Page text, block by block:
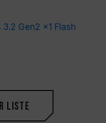
3.2 Gen2 x1 Flash
Liste